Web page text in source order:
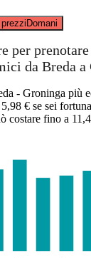
Domani
per
da Breda a
- Groninga più
€ se sei
costare fino a